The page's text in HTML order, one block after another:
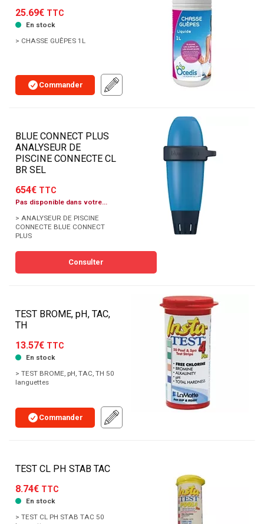
25.69€ TTC
En stock
> CHASSE GUÊPES 1L
Commander
BLUE CONNECT PLUS
ANALYSEUR DE
PISCINE CONNECTE CL
BR SEL
654€ TTC
Pas disponible dans votre
agence
> ANALYSEUR DE PISCINE
CONNECTE BLUE CONNECT
PLUS
Consulter
TEST BROME, pH, TAC,
TH
13.57€ TTC
En stock
> TEST BROME, pH, TAC, TH 50
languettes
Commander
TEST CL PH STAB TAC
8.74€ TTC
En stock
> TEST CL PH STAB TAC 50